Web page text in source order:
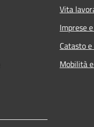
Vita
Imprese
Catasto
Mobilità